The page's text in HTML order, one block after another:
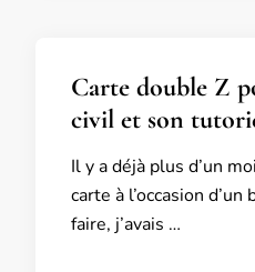
Carte double Z
civil et son
Il y a déjà plus d’un
carte à l’occasion
faire, j’avais …